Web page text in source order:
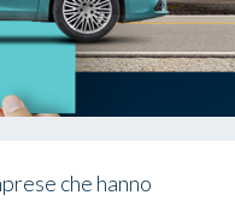
che hanno